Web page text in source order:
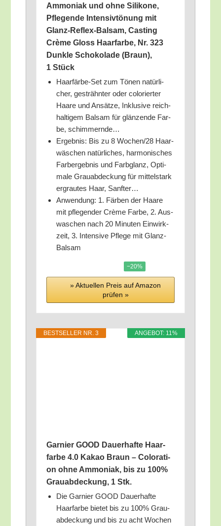
Ammo­ni­ak und ohne Sili­ko­ne,
Pfle­gen­de Inten­siv­tö­nung mit
Glanz-Reflex-Bal­sam, Cas­ting
Crè­me Gloss Haar­far­be, Nr. 323
Dunk­le Scho­ko­la­de (Braun),
1 Stück
Haar­fär­be-Set zum Tönen natür­li­
cher, gesträhn­ter oder colo­rier­ter
Haa­re und Ansät­ze, Inklu­si­ve reich­
hal­ti­gem Bal­sam für glän­zen­de Far­
be, schimmernde…
Ergeb­nis: Bis zu 8 Wochen/​28 Haar­
wä­schen natür­li­ches, har­mo­ni­sches
Farb­er­geb­nis und Farb­glanz, Opti­
ma­le Grau­ab­de­ckung für mit­tel­stark
ergrau­tes Haar, Sanfter…
Anwen­dung: 1. Fär­ben der Haa­re
mit pfle­gen­der Crè­me Far­be, 2. Aus­
wa­schen nach 20 Minu­ten Ein­wirk­
zeit, 3. Inten­si­ve Pfle­ge mit Glanz-
Balsam
−20%
» Aktu­el­len Preis auf Ama­zon
prü­fen »
ANGE­BOT: 11%
BEST­SEL­LER NR. 3
Gar­nier GOOD Dau­er­haf­te Haar­
far­be 4.0 Kakao Braun – Colo­ra­ti­
on ohne Ammo­ni­ak, bis zu 100%
Grau­ab­de­ckung, 1 Stk.
Die Gar­nier GOOD Dau­er­haf­te
Haar­far­be bie­tet bis zu 100% Grau­
ab­de­ckung und bis zu acht Wochen